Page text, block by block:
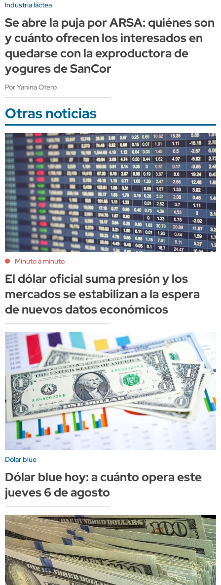
Industria láctea
Se abre la puja por ARSA: quiénes son
y cuánto ofrecen los interesados en
quedarse con la exproductora de
yogures de SanCor
Por Yanina Otero
Otras noticias
Minuto a minuto
El dólar oficial suma presión y los
mercados se estabilizan a la espera
de nuevos datos económicos
Dólar blue
Dólar blue hoy: a cuánto opera este
jueves 6 de agosto